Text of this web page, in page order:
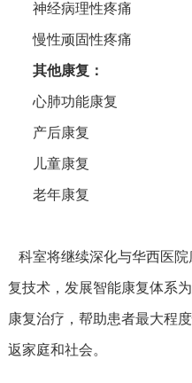
神经病理性疼痛
慢性顽固性疼痛
其他康复‌：
心肺功能康复
产后康复
儿童康复
老年康复
科室将继续深化与华西医
复技术，发展智能康复体系
康复治疗，帮助患者最大程
返家庭和社会。